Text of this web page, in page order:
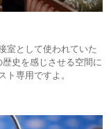
室として使われていた
史を感じさせる空間に
専用ですよ。